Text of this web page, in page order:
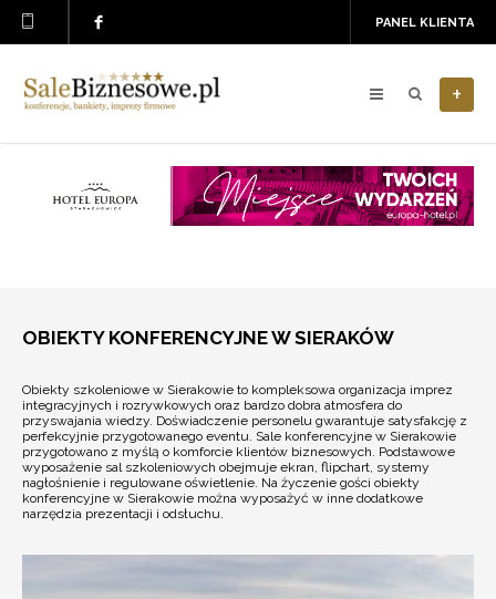
PANEL KLIENTA
+
OBIEKTY KONFERENCYJNE W SIERAKÓW
Obiekty szkoleniowe w Sierakowie to kompleksowa organizacja imprez
integracyjnych i rozrywkowych oraz bardzo dobra atmosfera do
przyswajania wiedzy. Doświadczenie personelu gwarantuje satysfakcję z
perfekcyjnie przygotowanego eventu. Sale konferencyjne w Sierakowie
przygotowano z myślą o komforcie klientów biznesowych. Podstawowe
wyposażenie sal szkoleniowych obejmuje ekran, flipchart, systemy
nagłośnienie i regulowane oświetlenie. Na życzenie gości obiekty
konferencyjne w Sierakowie można wyposażyć w inne dodatkowe
narzędzia prezentacji i odsłuchu.